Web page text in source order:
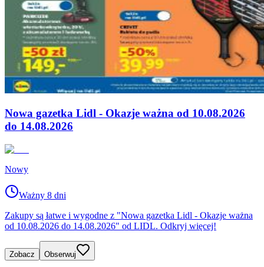
Nowa gazetka Lidl - Okazje ważna od 10.08.2026
do 14.08.2026
Nowy
Ważny 8 dni
Zakupy są łatwe i wygodne z "Nowa gazetka Lidl - Okazje ważna
od 10.08.2026 do 14.08.2026" od LIDL. Odkryj więcej!
Zobacz Obserwuj